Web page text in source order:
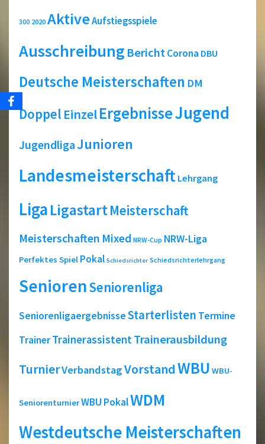
300 2020 AktiveAufstiegsspiele
Ausschreibung BerichtCorona DBU
Deutsche Meisterschaften DM
Doppel EinzelErgebnisseJugend
JugendligaJunioren
Landesmeisterschaft Lehrgang
LigaLigastartMeisterschaft
Meisterschaften Mixed NRW-Cup NRW-Liga
Perfektes Spiel Pokal Schiedsrichter Schiedsrichterlehrgang
SeniorenSeniorenliga
SeniorenligaergebnisseStarterlisten Termine
TrainerTrainerassistentTrainerausbildung
TurnierVerbandstagVorstandWBU WBU-
SeniorenturnierWBU PokalWDM
Westdeutsche Meisterschaften